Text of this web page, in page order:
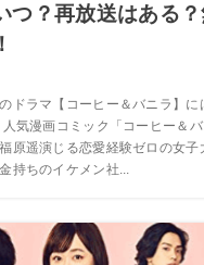
つ？再放送はある
ドラマ【コーヒー＆バニラ】に
気漫画コミック「コーヒー＆
原遥演じる恋愛経験ゼロの女子
持ちのイケメン社...